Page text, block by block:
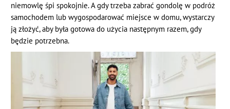
niemowlę śpi spokojnie. A gdy trzeba zabrać gondolę w podróż
samochodem lub wygospodarować miejsce w domu, wystarczy
ją złożyć, aby była gotowa do użycia następnym razem, gdy
będzie potrzebna.